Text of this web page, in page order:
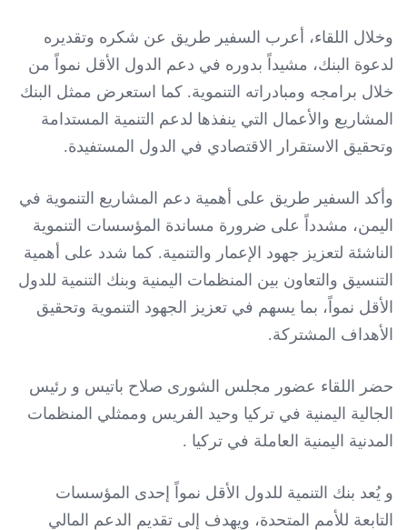
وخلال اللقاء، أعرب السفير طريق عن شكره وتقديره
لدعوة البنك، مشيداً بدوره في دعم الدول الأقل نمواً من
خلال برامجه ومبادراته التنموية. كما استعرض ممثل البنك
المشاريع والأعمال التي ينفذها لدعم التنمية المستدامة
وتحقيق الاستقرار الاقتصادي في الدول المستفيدة.
وأكد السفير طريق على أهمية دعم المشاريع التنموية في
اليمن، مشدداً على ضرورة مساندة المؤسسات التنموية
الناشئة لتعزيز جهود الإعمار والتنمية. كما شدد على أهمية
التنسيق والتعاون بين المنظمات اليمنية وبنك التنمية للدول
الأقل نمواً، بما يسهم في تعزيز الجهود التنموية وتحقيق
الأهداف المشتركة.
حضر اللقاء عضور مجلس الشورى صلاح باتيس و رئيس
الجالية اليمنية في تركيا وحيد الفريس وممثلي المنظمات
المدنية اليمنية العاملة في تركيا .
و يُعد بنك التنمية للدول الأقل نمواً إحدى المؤسسات
التابعة للأمم المتحدة، ويهدف إلى تقديم الدعم المالي